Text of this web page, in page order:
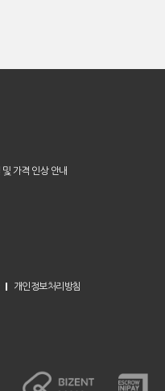
가격 인상 안내
개인정보처리방침